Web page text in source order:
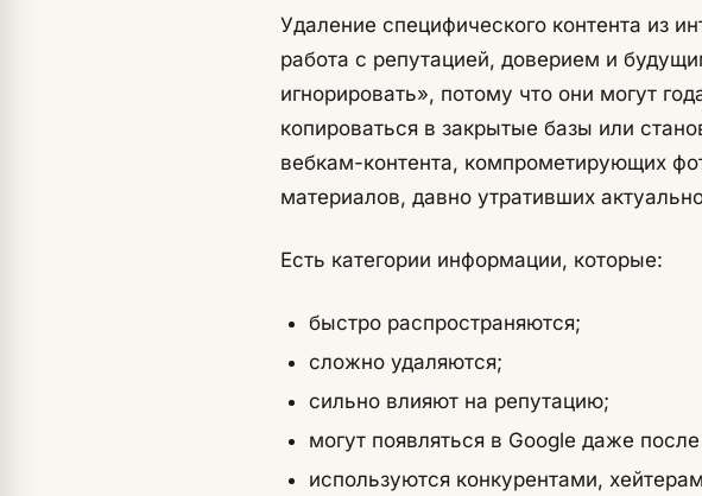
Удаление специфического контента из
работа с репутацией, доверием и
игнорировать», потому что они могут
копироваться в закрытые базы или
вебкам-контента, компрометирующих
материалов, давно утративших
Есть категории информации, которые:
быстро распространяются;
сложно удаляются;
сильно влияют на репутацию;
могут появляться в Google даже
используются конкурентами,